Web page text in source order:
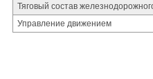
Тяговый состав
Управление движением